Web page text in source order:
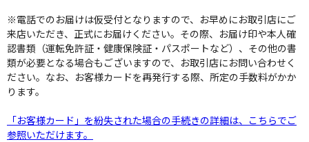
個人インターネットバンキング ソフトウェアトーク
ン バージョンアップのお知らせ（PDF形式:903KB）
2025.07.03 重要
マイクロソフト社製OS「Windows10」のサポート終了
環境の変更予定について
※電話でのお届けは仮受付となりますので、お早めにお取引店にご
来店いただき、正式にお届けください。その際、お届け印や本人確
認書類（運転免許証・健康保険証・パスポートなど）、その他の書
類が必要となる場合もございますので、お取引店にお問い合わせく
ださい。なお、お客様カードを再発行する際、所定の手数料がかか
ります。
「お客様カード」を紛失された場合の手続きの詳細は、こちらでご
参照いただけます。